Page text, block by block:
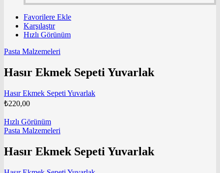
Favorilere Ekle
Karşılaştır
Hızlı Görünüm
Pasta Malzemeleri
Hasır Ekmek Sepeti Yuvarlak
Hasır Ekmek Sepeti Yuvarlak
₺220,00
Hızlı Görünüm
Pasta Malzemeleri
Hasır Ekmek Sepeti Yuvarlak